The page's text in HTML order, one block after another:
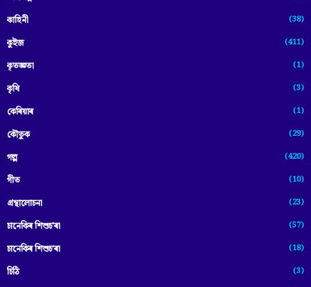
কাহিনী (38)
কুইজ (411)
কৃতজ্ঞতা (1)
কৃষি (3)
কেৰিয়াৰ (1)
কৌতুক (29)
গল্প (420)
গীত (10)
গ্ৰন্থালোচনা (23)
চানেকিৰ শিশুচ'ৰা (57)
চানেকিৰ শিশুচ’ৰা (18)
চিঠি (3)